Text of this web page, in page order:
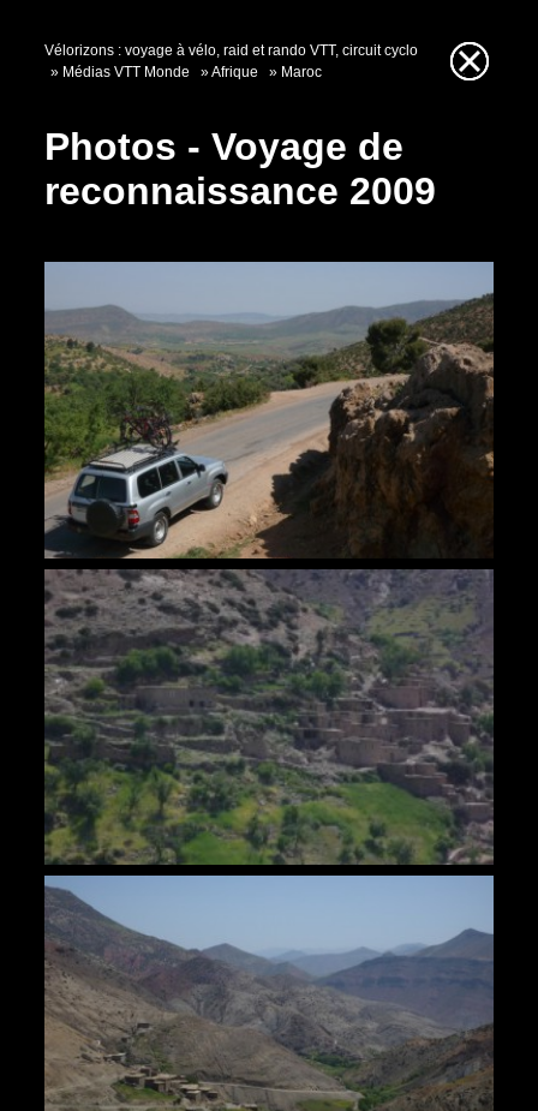
Vélorizons : voyage à vélo, raid et rando VTT, circuit cyclo
Médias VTT Monde
Afrique Maroc
Photos - Voyage de
reconnaissance 2009